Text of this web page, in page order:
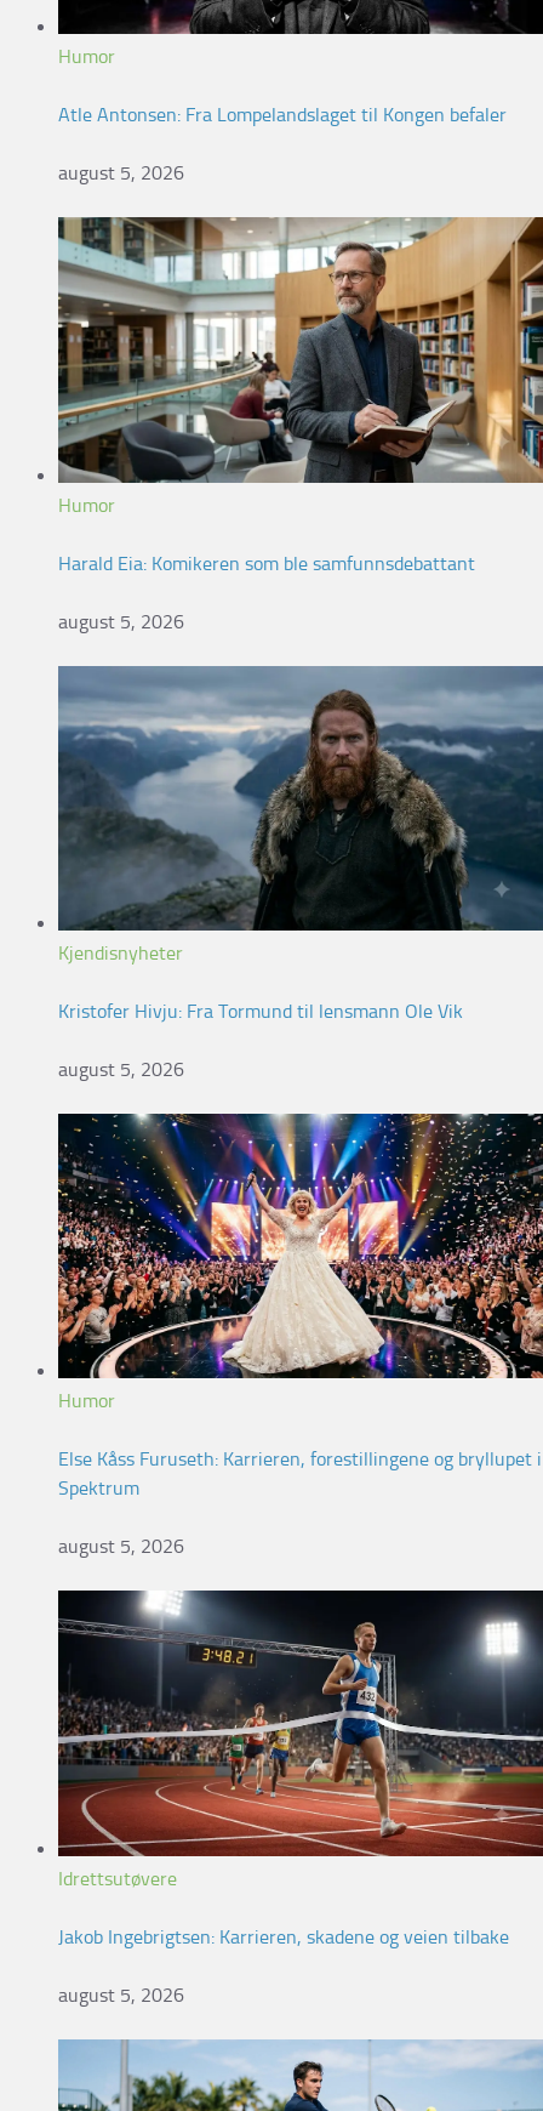
Humor
Atle Antonsen: Fra Lompelandslaget til Kongen befaler
august 5, 2026
Humor
Harald Eia: Komikeren som ble samfunnsdebattant
august 5, 2026
Kjendisnyheter
Kristofer Hivju: Fra Tormund til lensmann Ole Vik
august 5, 2026
Humor
Else Kåss Furuseth: Karrieren, forestillingene og bryllupet i
Spektrum
august 5, 2026
Idrettsutøvere
Jakob Ingebrigtsen: Karrieren, skadene og veien tilbake
august 5, 2026